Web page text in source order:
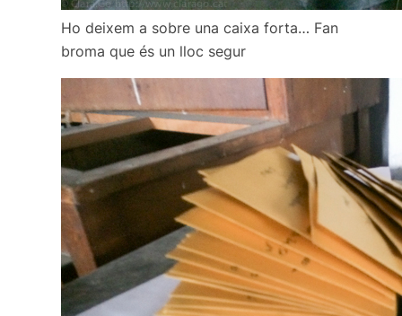
Ho deixem a sobre una caixa forta… Fan
broma que és un lloc segur